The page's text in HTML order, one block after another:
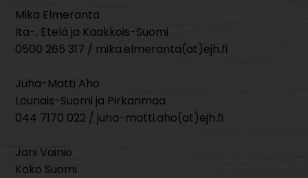
Mika Elmeranta
Itä-, Etelä ja Kaakkois-Suomi
0500 265 317 / mika.elmeranta(at)ejh.fi
Juha-Matti Aho
Lounais-Suomi ja Pirkanmaa
044 7170 022 / juha-matti.aho(at)ejh.fi
Jani Vainio
Koko Suomi